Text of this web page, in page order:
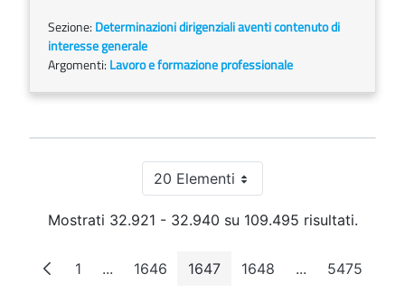
Sezione: Determinazioni dirigenziali aventi contenuto di
interesse generale
Argomenti: Lavoro e formazione professionale
20 ElementiPer pagina
Mostrati 32.921 - 32.940 su 109.495 risultati.
Pagina
1 ...Pagine intermedie
Pagina
1646 Pagina
1647 Pagina
1648 ...PaginePagina
5475